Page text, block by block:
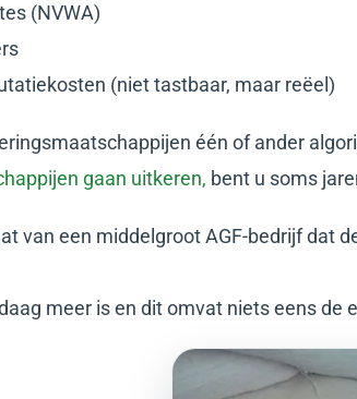
(NVWA)
(niet tastbaar, maar reëel)
één of ander
gaan uitkeren, bent u soms
van een middelgroot AGF-bedrijf dat
meer is en dit omvat niets eens de